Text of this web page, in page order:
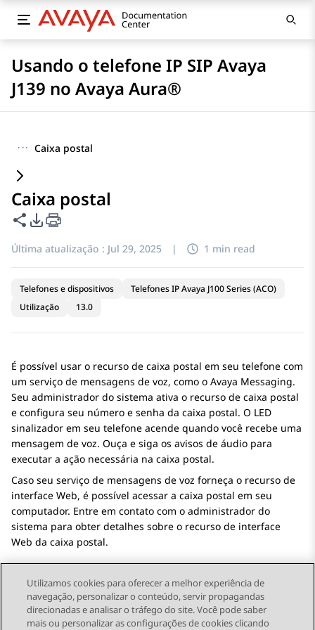
Usando o telefone IP SIP Avaya
J139 no Avaya Aura®
··· Caixa postal
Caixa postal
Compartilhar esta página
Opções de exportação de PDF
Última atualização : Jul 29, 2025 | 1 min read
Telefones e dispositivos
Telefones IP Avaya J100 Series (ACO)
Utilização
13.0
É possível usar o recurso de caixa postal em seu telefone com
um serviço de mensagens de voz, como o Avaya Messaging.
Seu administrador do sistema ativa o recurso de caixa postal
e configura seu número e senha da caixa postal. O LED
sinalizador em seu telefone acende quando você recebe uma
mensagem de voz. Ouça e siga os avisos de áudio para
executar a ação necessária na caixa postal.
Caso seu serviço de mensagens de voz forneça o recurso de
interface Web, é possível acessar a caixa postal em seu
computador. Entre em contato com o administrador do
sistema para obter detalhes sobre o recurso de interface
Web da caixa postal.
Send Feedback
Utilizamos cookies para oferecer a melhor experiência de
navegação, personalizar o conteúdo, servir propagandas
direcionadas e analisar o tráfego do site. Você pode saber
mais ou personalizar as configurações de cookies clicando